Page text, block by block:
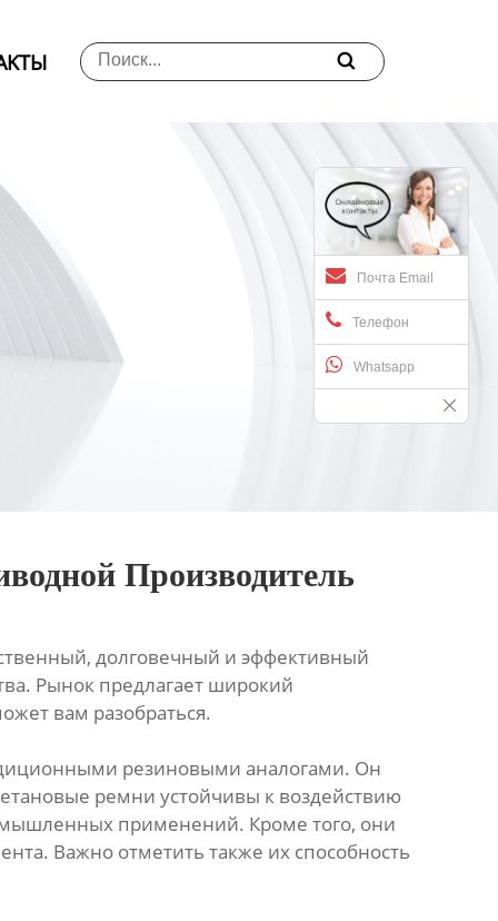

Почта Email
Телефон
Whatsapp
Производитель
долговечный и эффективный
Рынок предлагает широкий
вам разобраться.
резиновыми аналогами. Он
ремни устойчивы к воздействию
применений. Кроме того, они
Важно отметить также их способность